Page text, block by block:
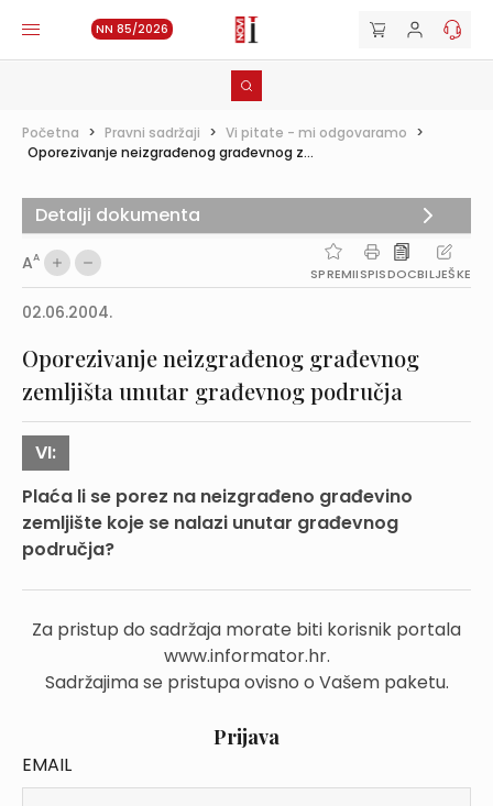
NN 85/2026
Početna > Pravni sadržaji > Vi pitate - mi odgovaramo >
Oporezivanje neizgrađenog građevnog z...
AA
SPREMIISPISDOCBILJEŠKE
02.06.2004.
Oporezivanje neizgrađenog građevnog
zemljišta unutar građevnog područja
VI:
Plaća li se porez na neizgrađeno građevino
zemljište koje se nalazi unutar građevnog
područja?
Za pristup do sadržaja morate biti korisnik portala
www.informator.hr.
Sadržajima se pristupa ovisno o Vašem paketu.
Prijava
EMAIL
Detalji dokumenta